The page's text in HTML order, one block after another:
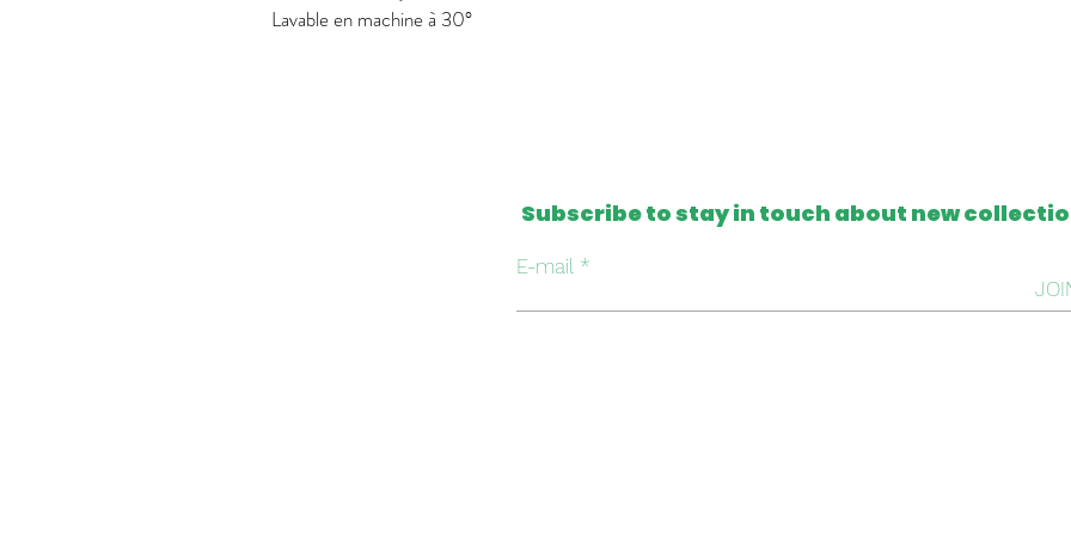
Lavable en machine à 30°
Subscribe to stay in touch about new
E-mail